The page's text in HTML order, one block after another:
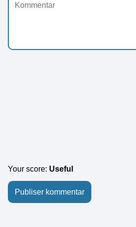
Your score: Useful